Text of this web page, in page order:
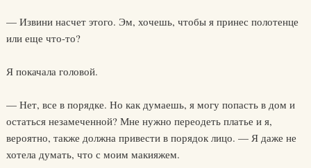
— Извини насчет этого. Эм, хочешь, чтобы я принес полотенце
или еще что-то?
Я покачала головой.
— Нет, все в порядке. Но как думаешь, я могу попасть в дом и
остаться незамеченной? Мне нужно переодеть платье и я,
вероятно, также должна привести в порядок лицо. — Я даже не
хотела думать, что с моим макияжем.